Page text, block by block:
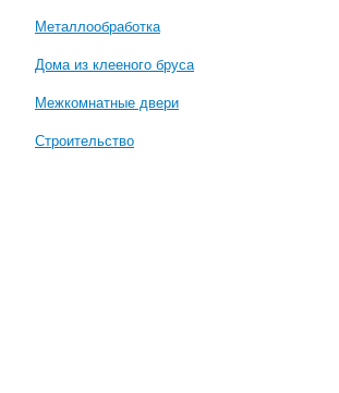
Металлообработка
Дома из клееного бруса
Межкомнатные двери
Строительство